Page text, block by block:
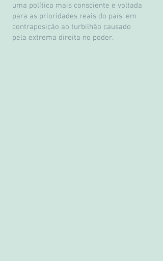
uma política mais consciente e voltada
para as prioridades reais do país, em
contraposição ao turbilhão causado
pela extrema direita no poder.